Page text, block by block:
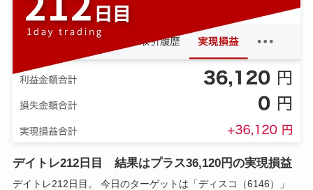
デイトレ212日目 結果はプラス36,120円の実現損益
デイトレ212日目。 今日のターゲットは「ディスコ（6146）」